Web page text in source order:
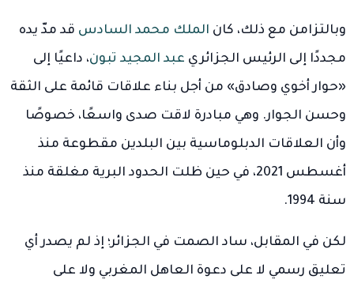
وبالتزامن مع ذلك، كان الملك محمد السادس قد مدّ يده
مجددًا إلى الرئيس الجزائري عبد المجيد تبون، داعيًا إلى
«حوار أخوي وصادق» من أجل بناء علاقات قائمة على الثقة
وحسن الجوار. وهي مبادرة لاقت صدى واسعًا، خصوصًا
وأن العلاقات الدبلوماسية بين البلدين مقطوعة منذ
أغسطس 2021، في حين ظلت الحدود البرية مغلقة منذ
سنة 1994.
لكن في المقابل، ساد الصمت في الجزائر؛ إذ لم يصدر أي
تعليق رسمي لا على دعوة العاهل المغربي ولا على